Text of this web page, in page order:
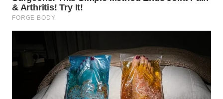
Repetir a cura no forno quando surgirem pontos
de ferrugem, áreas claras ou aumento de
alimento grudado.
reduzindo a remoção da película protetora.